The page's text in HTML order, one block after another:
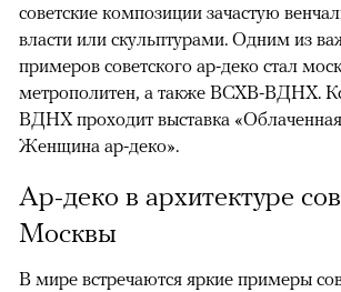
советские композиции зачастую
власти или скульптурами. Одним из
примеров советского ар-деко стал
метрополитен, а также ВСХВ-ВДНХ.
ВДНХ проходит выставка
Женщина ар-деко».
Ар-деко в архитектуре
Москвы
В мире встречаются яркие примеры